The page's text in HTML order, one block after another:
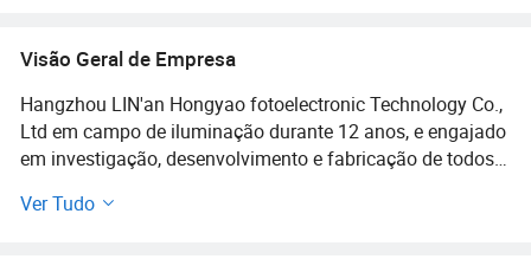
Visão Geral de Empresa
Hangzhou LIN'an Hongyao fotoelectronic Technology Co.,
Ltd em campo de iluminação durante 12 anos, e engajado
em investigação, desenvolvimento e fabricação de todos
todas as nossas instalações estão localizadas na cidade
Ver Tudo